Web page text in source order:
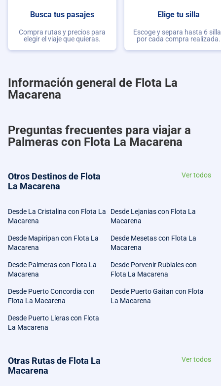
Busca tus pasajes
Compra rutas y precios para
elegir el viaje que quieras.
Elige tu silla
Escoge y separa hasta 6
por cada compra realizada.
Información general de Flota La
Macarena
Preguntas frecuentes para viajar a
Palmeras con Flota La Macarena
Otros Destinos de Flota
La Macarena
Ver todos
Desde La Cristalina con Flota La
Macarena
Desde Lejanias con Flota La
Macarena
Desde Mapiripan con Flota La
Macarena
Desde Mesetas con Flota La
Macarena
Desde Palmeras con Flota La
Macarena
Desde Porvenir Rubiales con
Flota La Macarena
Desde Puerto Concordia con
Flota La Macarena
Desde Puerto Gaitan con Flota
La Macarena
Desde Puerto Lleras con Flota
La Macarena
Otras Rutas de Flota La
Macarena
Ver todos